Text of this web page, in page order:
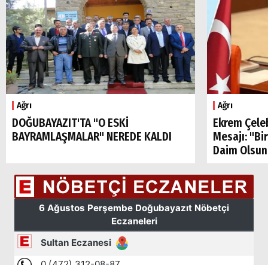
Ağrı
DOĞUBAYAZIT'TA "O ESKİ
BAYRAMLAŞMALAR" NEREDE KALDI
Ağrı
Ekrem
Mesajı:
Daim
Arama
Popüler
Aramalar: